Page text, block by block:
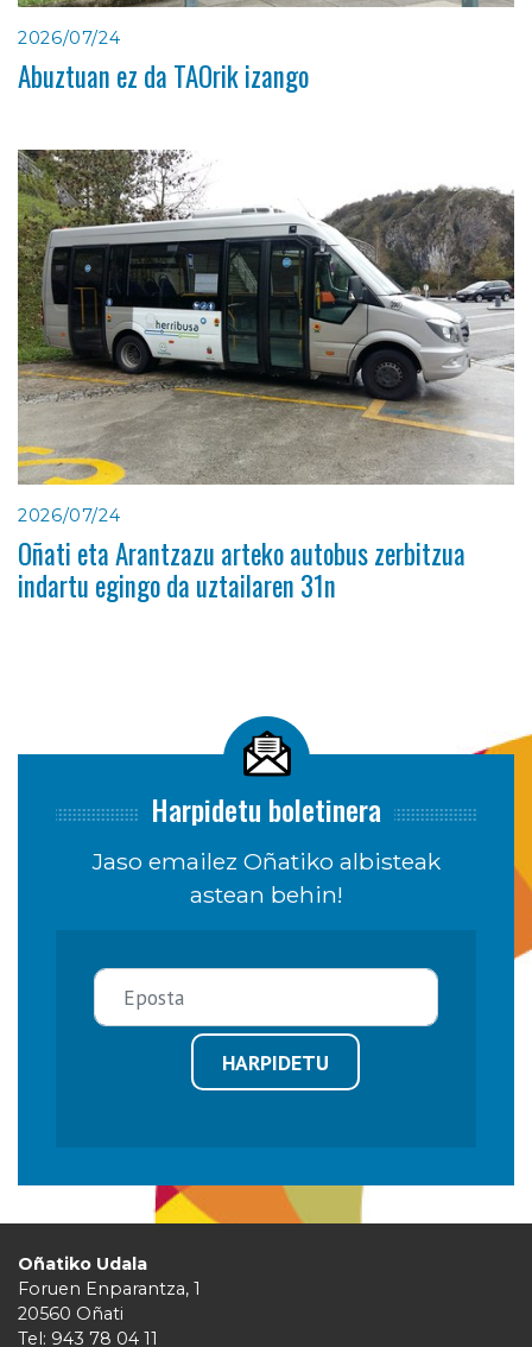
2026/07/24
Abuztuan ez da TAOrik izango
2026/07/24
Oñati eta Arantzazu arteko autobus zerbitzua
indartu egingo da uztailaren 31n
Harpidetu boletinera
Jaso emailez Oñatiko albisteak
astean behin!
HARPIDETU
Oñatiko Udala
Foruen Enparantza, 1
20560 Oñati
Tel: 943 78 04 11